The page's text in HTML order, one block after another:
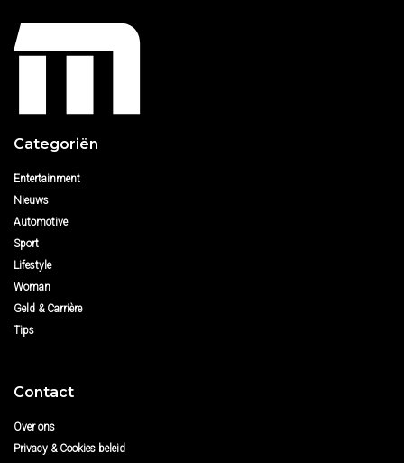
Categoriën
Entertainment
Nieuws
Automotive
Sport
Lifestyle
Woman
Geld & Carrière
Tips
Contact
Over ons
Privacy & Cookies beleid